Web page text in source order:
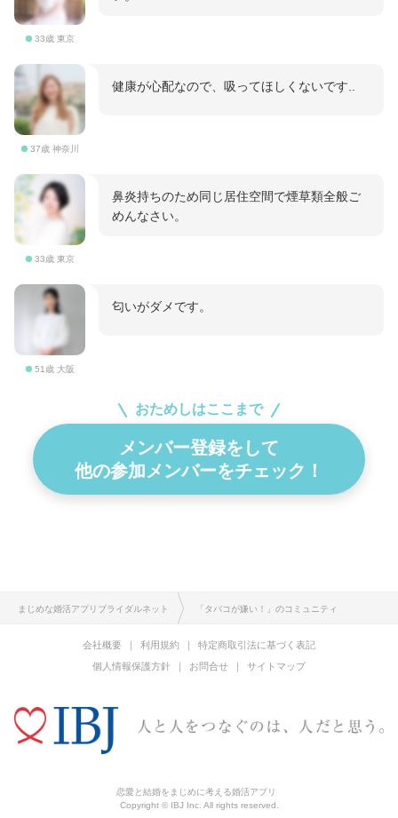
33歳 東京
37歳 神奈川
健康が心配なので、吸ってほしくないです..
33歳 東京
鼻炎持ちのため同じ居住空間で煙草類全般ご
めんなさい。
51歳 大阪
匂いがダメです。
おためしはここまで
メンバー登録をして
他の参加メンバーをチェック！
まじめな婚活アプリブライダルネット 「タバコが嫌い！」のコミュニティ
会社概要 利用規約
特定商取引法に基づく表記
個人情報保護方針
お問合せ サイトマップ
恋愛と結婚をまじめに考える婚活アプリ
Copyright © IBJ Inc. All rights reserved.